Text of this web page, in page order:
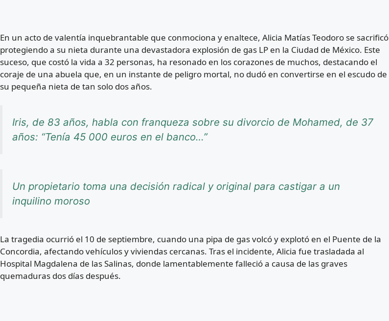
En un acto de valentía inquebrantable que conmociona y enaltece, Alicia Matías Teodoro se sacrificó
protegiendo a su nieta durante una devastadora explosión de gas LP en la Ciudad de México. Este
suceso, que costó la vida a 32 personas, ha resonado en los corazones de muchos, destacando el
coraje de una abuela que, en un instante de peligro mortal, no dudó en convertirse en el escudo de
su pequeña nieta de tan solo dos años.
Iris, de 83 años, habla con franqueza sobre su divorcio de Mohamed, de 37
años: “Tenía 45 000 euros en el banco…”
Un propietario toma una decisión radical y original para castigar a un
inquilino moroso
La tragedia ocurrió el 10 de septiembre, cuando una pipa de gas volcó y explotó en el Puente de la
Concordia, afectando vehículos y viviendas cercanas. Tras el incidente, Alicia fue trasladada al
Hospital Magdalena de las Salinas, donde lamentablemente falleció a causa de las graves
quemaduras dos días después.